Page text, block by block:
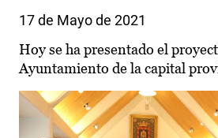
17 de Mayo de 2021
Hoy se ha presentado el
Ayuntamiento de la capital